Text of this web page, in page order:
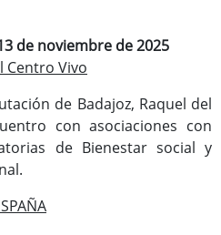
de noviembre de 2025
Centro Vivo
de Badajoz, Raquel del
con asociaciones con
de Bienestar social y